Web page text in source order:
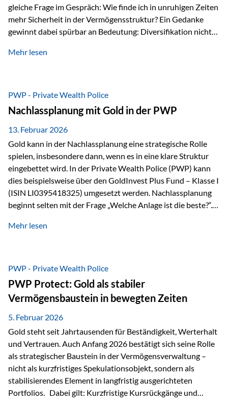
gleiche Frage im Gespräch: Wie finde ich in unruhigen Zeiten
mehr Sicherheit in der Vermögensstruktur? Ein Gedanke
gewinnt dabei spürbar an Bedeutung: Diversifikation nicht
Wer Vermögen ausschließlich in einem Rechtsraum
Liechtenstein eine Rolle spielen: außerhalb der EU, ohne
Euro, mit einem eigenständigen Rechts- und Finanzplatz.
Und genau an dieser Stelle setzt der 3-Zellenschutz an –…
Mehr lesen
PWP - Private Wealth Police
Nachlassplanung mit Gold in der PWP
13. Februar 2026
Gold kann in der Nachlassplanung eine strategische Rolle
spielen, insbesondere dann, wenn es in eine klare Struktur
eingebettet wird. In der Private Wealth Police (PWP) kann
dies beispielsweise über den GoldInvest Plus Fund – Klasse I
(ISIN LI0395418325) umgesetzt werden. Nachlassplanung
beginnt selten mit der Frage „Welche Anlage ist die beste?“.
was bekommen – wann – und in welcher Struktur?Und vor
bei größeren Vermögen ist das entscheidend.
Mehr lesen
PWP - Private Wealth Police
PWP Protect: Gold als stabiler
Vermögensbaustein in bewegten Zeiten
5. Februar 2026
Gold steht seit Jahrtausenden für Beständigkeit, Werterhalt
und Vertrauen. Auch Anfang 2026 bestätigt sich seine Rolle
als strategischer Baustein in der Vermögensverwaltung –
nicht als kurzfristiges Spekulationsobjekt, sondern als
stabilisierendes Element in langfristig ausgerichteten
Portfolios. Dabei gilt: Kurzfristige Kursrückgänge und